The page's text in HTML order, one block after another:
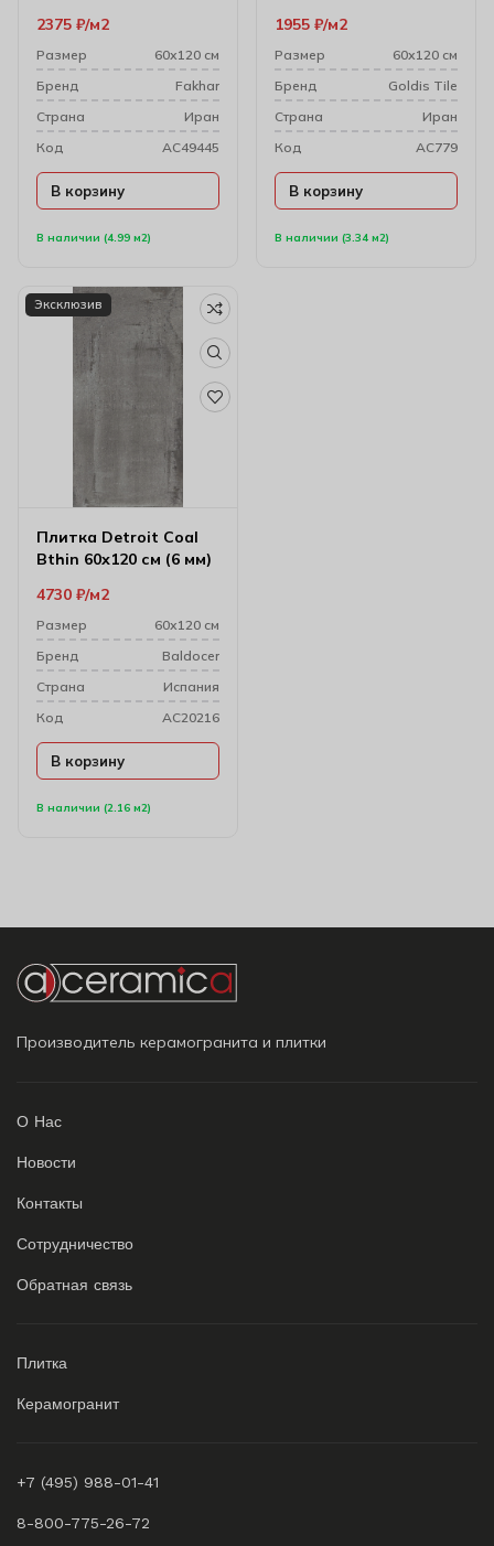
В наличии (4.99 м2)
2375 ₽ м2
Размер
60х120 см
Бренд
Fakhar
Cтрана
Иран
Код
AC49445
В корзину
В наличии (3.34 м2)
1955 ₽ м2
Размер
60х120 см
Бренд
Goldis Tile
Cтрана
Иран
Код
AC779
В корзину
Эксклюзив
Плитка Detroit Coal
Bthin 60х120 см (6 мм)
В наличии (2.16 м2)
4730 ₽ м2
Размер
60х120 см
Бренд
Baldocer
Cтрана
Испания
Код
AC20216
В корзину
Производитель керамогранита и плитки
О Нас
Новости
Контакты
Сотрудничество
Обратная связь
Плитка
Керамогранит
+7 (495) 988-01-41
8-800-775-26-72